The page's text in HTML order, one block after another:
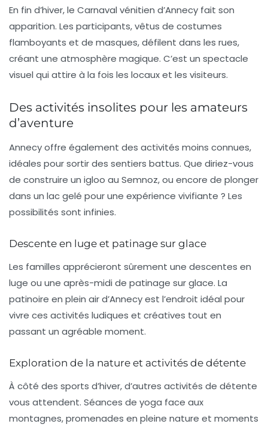
En fin d’hiver, le Carnaval vénitien d’Annecy fait son
apparition. Les participants, vêtus de costumes
flamboyants et de masques, défilent dans les rues,
créant une atmosphère magique. C’est un spectacle
visuel qui attire à la fois les locaux et les visiteurs.
Des activités insolites pour les amateurs
d’aventure
Annecy offre également des activités moins connues,
idéales pour sortir des sentiers battus. Que diriez-vous
de construire un igloo au Semnoz, ou encore de plonger
dans un lac gelé pour une expérience vivifiante ? Les
possibilités sont infinies.
Descente en luge et patinage sur glace
Les familles apprécieront sûrement une descentes en
luge ou une après-midi de patinage sur glace. La
patinoire en plein air d’Annecy est l’endroit idéal pour
vivre ces activités ludiques et créatives tout en
passant un agréable moment.
Exploration de la nature et activités de détente
À côté des sports d’hiver, d’autres activités de détente
vous attendent. Séances de yoga face aux
montagnes, promenades en pleine nature et moments